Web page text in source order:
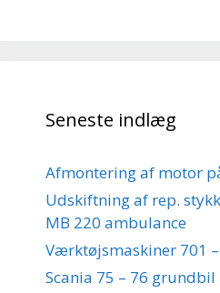
Seneste indlæg
Afmontering af motor
Udskiftning af rep.
MB 220 ambulance
Værktøjsmaskiner 701
Scania 75 – 76 grundbil